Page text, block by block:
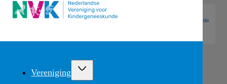
Vereniging